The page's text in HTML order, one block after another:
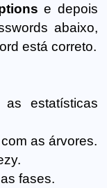
e depois
abaixo,
está correto.
estatísticas
as árvores.
fases.